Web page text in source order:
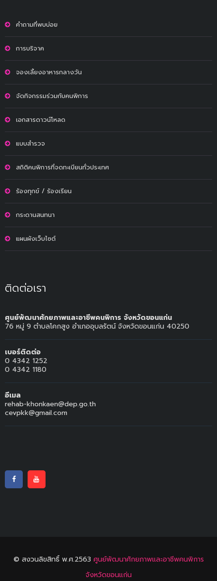
คำถามที่พบบ่อย
การบริจาค
จองเลี้ยงอาหารกลางวัน
จัดกิจกรรมร่วมกับคนพิการ
เอกสารดาวน์โหลด
แบบสำรวจ
สถิติคนพิการที่จดทะเบียนทั่วประเทศ
ร้องทุกข์ / ร้องเรียน
กระดานสนทนา
แผนผังเว็บไซต์
ติดต่อเรา
ศูนย์พัฒนาศักยภาพและอาชีพคนพิการ จังหวัดขอนแก่น
76 หมู่ 9 ตำบลโคกสูง อำเภออุบลรัตน์ จังหวัดขอนแก่น 40250
เบอร์ติดต่อ
0 4342 1252
0 4342 1180
อีเมล
rehab-khonkaen@dep.go.th
cevpkk@gmail.com
© สงวนลิขสิทธิ์ พ.ศ.2563 ศูนย์พัฒนาศักยภาพและอาชีพคนพิการ
จังหวัดขอนแก่น